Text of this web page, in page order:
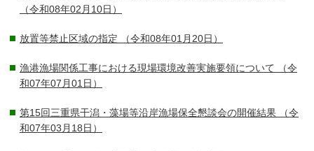
（令和08年02月10日）
放置等禁止区域の指定 （令和08年01月20日）
漁港漁場関係工事における現場環境改善実施要領について （令
和07年07月01日）
第15回三重県干潟・藻場等沿岸漁場保全懇談会の開催結果 （令
和07年03月18日）